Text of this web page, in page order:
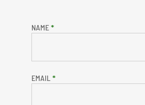
NAME *
EMAIL *